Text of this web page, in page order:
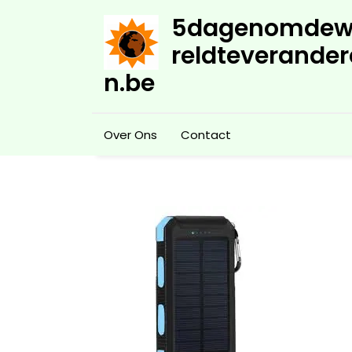
n.be
Over Ons Contact